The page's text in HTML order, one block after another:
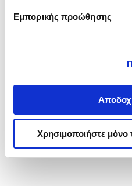
Εμπορικής προώθησης
Χρησιμοποιήστε μόνο